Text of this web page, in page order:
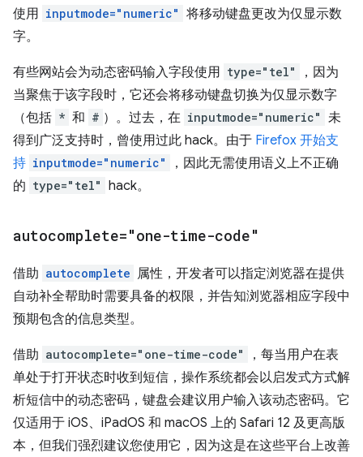
使用 inputmode="numeric" 将移动键盘更改为仅显示数
字。
有些网站会为动态密码输入字段使用 type="tel"
，因为
当聚焦于该字段时，它还会将移动键盘切换为仅显示数字
（包括 * 和 # ）。过去，在 inputmode="numeric" 未
得到广泛支持时，曾使用过此 hack。由于 Firefox 开始支
持 inputmode="numeric"
，因此无需使用语义上不正确
的 type="tel" hack。
autocomplete="one-time-code"
借助 autocomplete 属性，开发者可以指定浏览器在提供
自动补全帮助时需要具备的权限，并告知浏览器相应字段中
预期包含的信息类型。
借助 autocomplete="one-time-code"
，每当用户在表
单处于打开状态时收到短信，操作系统都会以启发式方式解
析短信中的动态密码，键盘会建议用户输入该动态密码。它
仅适用于 iOS、iPadOS 和 macOS 上的 Safari 12 及更高版
本，但我们强烈建议您使用它，因为这是在这些平台上改善